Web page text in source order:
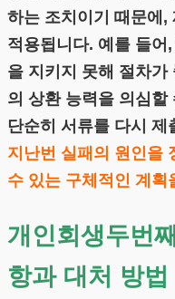
하는 조치이기 때문에,
적용됩니다. 예를 들어
을 지키지 못해 절차가
의 상환 능력을 의심할
단순히 서류를 다시
지난번 실패의 원인을
수 있는 구체적인 계획
개인회생두번
항과 대처 방법